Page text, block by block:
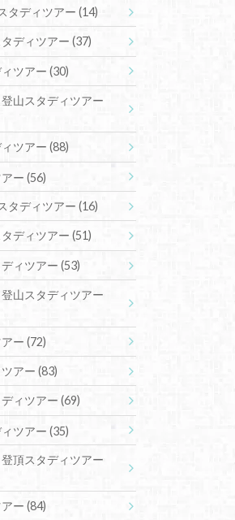
タディツアー(14)
ディツアー(37)
ィツアー(30)
山スタディツアー
ィツアー(88)
アー(56)
タディツアー(16)
ディツアー(51)
ィツアー(53)
山スタディツアー
アー(72)
ツアー(83)
ィツアー(69)
ィツアー(35)
頂スタディツアー
アー(84)